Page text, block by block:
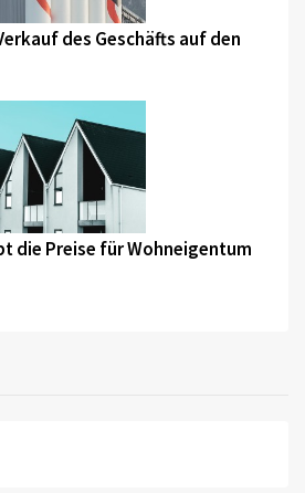
des Geschäfts auf den
die Preise für Wohneigentum